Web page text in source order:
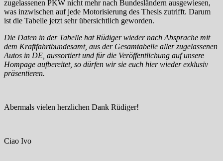
zugelassenen PKW nicht mehr nach Bundesländern ausgewiesen,
was inzwischen auf jede Motorisierung des Thesis zutrifft. Darum
ist die Tabelle jetzt sehr übersichtlich geworden.
Die Daten in der Tabelle hat Rüdiger wieder nach Absprache mit
dem Kraftfahrtbundesamt, aus der Gesamtabelle aller zugelassenen
Autos in DE, aussortiert und für die Veröffentlichung auf unsere
Hompage aufbereitet, so dürfen wir sie euch hier wieder exklusiv
präsentieren.
Abermals vielen herzlichen Dank Rüdiger!
Ciao Ivo